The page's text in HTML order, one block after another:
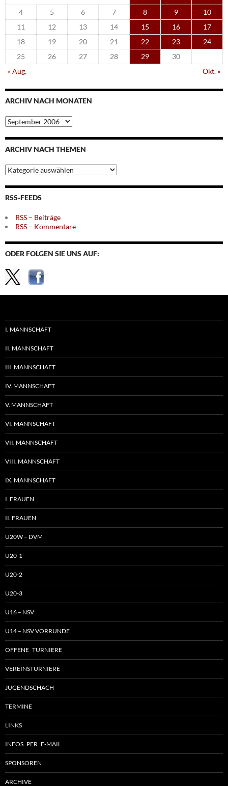
4
5 6 7 8 9
10
11
12 13 14 15 16
17
18
19 20 21 22 23
24
25
26 27 28 29
30
« Aug.
Okt. »
ARCHIV NACH MONATEN
Archiv
nach
Monaten
ARCHIV NACH THEMEN
Archiv
nach
Themen
RSS-FEEDS
RSS – Beiträge
RSS – Kommentare
ODER FOLGEN SIE UNS AUF:
I. MANNSCHAFT
II. MANNSCHAFT
III. MANNSCHAFT
IV. MANNSCHAFT
V. MANNSCHAFT
VI. MANNSCHAFT
VII. MANNSCHAFT
VIII. MANNSCHAFT
IX. MANNSCHAFT
I. FRAUEN
II. FRAUEN
U20W – DVM
U20-1
U20-2
U20-3
U16 – NSV
U14 – NSV VORRUNDE
OFFENE TURNIERE
VEREINSTURNIERE
JUGENDSCHACH
TERMINE
LINKS
INFOS PER E-MAIL
SPONSOREN
ARCHIVE